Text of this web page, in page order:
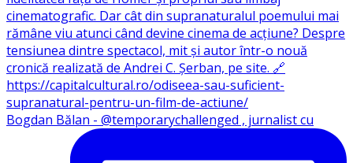
Bogdan Bălan - @temporarychallenged , jurnalist cu